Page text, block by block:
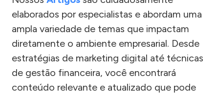
elaborados por especialistas e abordam uma
ampla variedade de temas que impactam
diretamente o ambiente empresarial. Desde
estratégias de marketing digital até técnicas
de gestão financeira, você encontrará
conteúdo relevante e atualizado que pode